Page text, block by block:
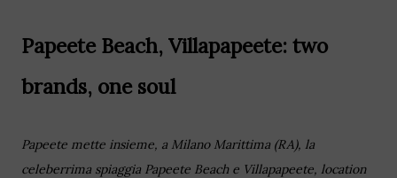
Papeete Beach, Villapapeete: two
brands, one soul
Papeete mette insieme, a Milano Marittima (RA), la
celeberrima spiaggia Papeete Beach e Villapapeete, location